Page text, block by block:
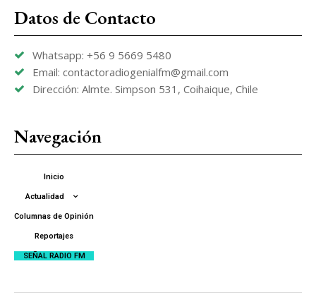
Datos de Contacto
Whatsapp: +56 9 5669 5480
Email: contactoradiogenialfm@gmail.com
Dirección: Almte. Simpson 531, Coihaique, Chile
Navegación
Inicio
Actualidad
Columnas de Opinión
Reportajes
SEÑAL RADIO FM